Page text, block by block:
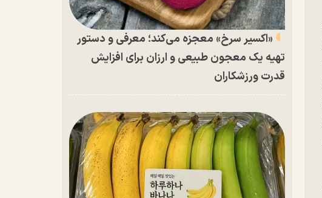
«اکسیر سرخ» معجزه می‌کند؛ معرفی و دستور
تهیه یک معجون طبیعی و ارزان برای افزایش
قدرت ورزشکاران